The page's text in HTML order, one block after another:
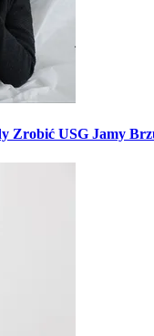
Zrobić USG Jamy